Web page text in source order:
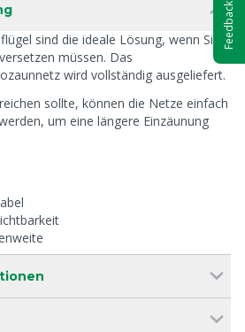
sind die ideale Lösung, wenn Sie
müssen. Das
wird vollständig ausgeliefert.
sollte, können die Netze einfach
um eine längere Einzäunung
Feedback